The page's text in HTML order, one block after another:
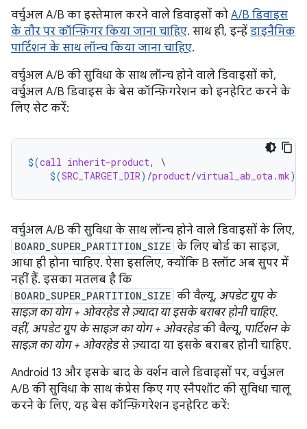
वर्चुअल A/B का इस्तेमाल करने वाले डिवाइसों को A/B डिवाइस
के तौर पर कॉन्फ़िगर किया जाना चाहिए. साथ ही, इन्हें डाइनैमिक
पार्टिशन के साथ लॉन्च किया जाना चाहिए.
वर्चुअल A/B की सुविधा के साथ लॉन्च होने वाले डिवाइसों को,
वर्चुअल A/B डिवाइस के बेस कॉन्फ़िगरेशन को इनहेरिट करने के
लिए सेट करें:
$(call inherit-product, \
$(SRC_TARGET_DIR) /product/virtual_ab_ota.mk)
वर्चुअल A/B की सुविधा के साथ लॉन्च होने वाले डिवाइसों के लिए,
BOARD_SUPER_PARTITION_SIZE के लिए बोर्ड का साइज़,
आधा ही होना चाहिए. ऐसा इसलिए, क्योंकि B स्लॉट अब सुपर में
नहीं हैं. इसका मतलब है कि
BOARD_SUPER_PARTITION_SIZE की वैल्यू, अपडेट ग्रुप के
साइज़ का योग + ओवरहेड से ज़्यादा या इसके बराबर होनी चाहिए.
वहीं, अपडेट ग्रुप के साइज़ का योग + ओवरहेडकी वैल्यू, पार्टिशन के
साइज़ का योग + ओवरहेडसे ज़्यादा या इसके बराबर होनी चाहिए.
Android 13 और इसके बाद के वर्शन वाले डिवाइसों पर, वर्चुअल
A/B की सुविधा के साथ कंप्रेस किए गए स्नैपशॉट की सुविधा चालू
करने के लिए, यह बेस कॉन्फ़िगरेशन इनहेरिट करें: